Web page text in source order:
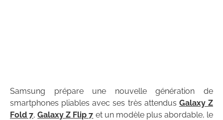
Samsung prépare une nouvelle génération de
smartphones pliables avec ses très attendus Galaxy Z
Fold 7,Galaxy Z Flip 7 et un modèle plus abordable, le